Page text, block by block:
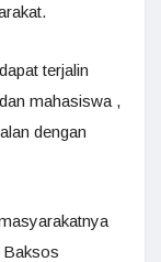
terjalin
mahasiswa ,
dengan
Baksos